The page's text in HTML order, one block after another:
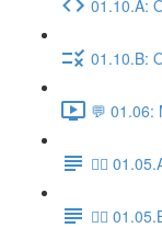
01.10.A:
01.10.B:
💬 01.06:
✍🏼
✍🏼